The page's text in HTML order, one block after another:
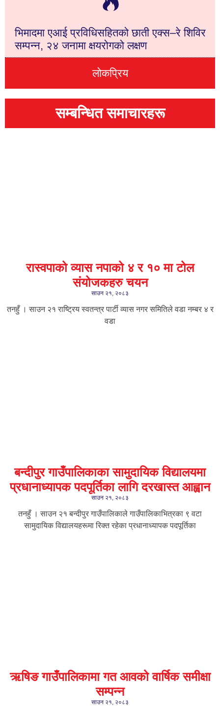
लोकप्रिय
भिमादमा एआई प्रविधिसहितको छाती एक्स–रे शिविर
सम्पन्न, २४ जनामा क्षयरोगको लक्षण
सम्बन्धित समाचारहरू
रास्वपाको व्यास नपाको ४ र १० मा टोल
संयोजकहरु चयन
साउन २१, २०८३
तनहुँ । साउन २१ राष्ट्रिय स्वतन्त्र पार्टी व्यास नगर समितिले वडा नम्बर ४ र
वडा
बन्दीपुर गाउँपालिकाका सामुदायिक विद्यालयमा
प्रधानाध्यापक पदपूर्तिका लागि दरखास्त आह्वान
साउन २१, २०८३
तनहुँ । साउन २१ बन्दीपुर गाउँपालिकाले गाउँपालिकाभित्रका ९ वटा
सामुदायिक विद्यालयहरूमा रिक्त रहेका प्रधानाध्यापक पदपूर्तिका
ऋषिङ गाउँपालिकामा गत आवको वार्षिक समीक्षा
सम्पन्न
साउन २१, २०८३